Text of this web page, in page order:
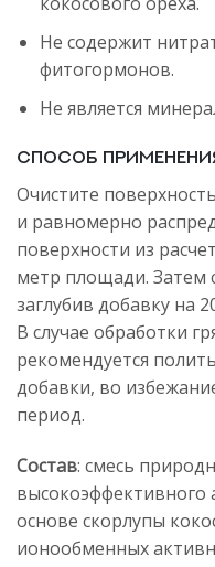
Не содержит
фитогормонов.
Не является
Способ
Очистите
и равномерно
поверхности из
метр площади. Затем
заглубив добавку на
В случае обработки
рекомендуется
добавки, во
период.
Состав: смесь
высокоэффективного
основе скорлупы
ионообменных